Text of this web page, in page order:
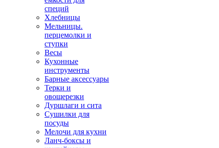
специй
Хлебницы
Мельницы.
перцемолки и
ступки
Весы
Кухонные
инструменты
Барные аксессуары
Терки и
овощерезки
Дуршлаги и сита
Сушилки для
посуды
Мелочи для кухни
Ланч-боксы и